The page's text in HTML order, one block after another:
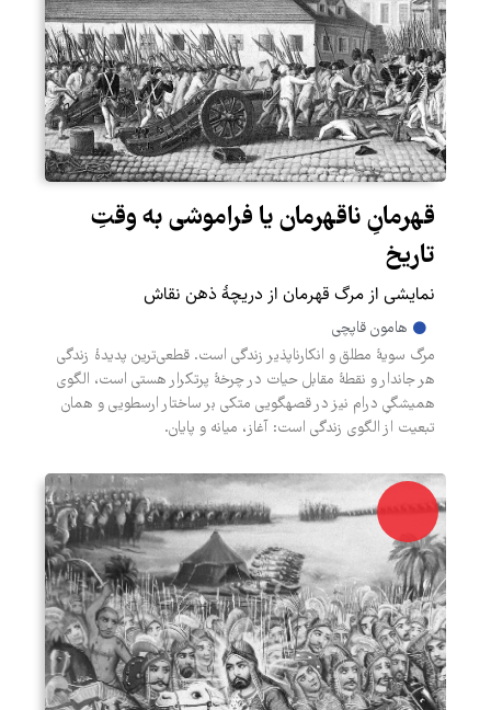
قهرمانِ ناقهرمان یا فراموشی به وقتِ
تاریخ
نمایشی از مرگ قهرمان از دریچهٔ ذهن نقاش
هامون قاپچی
مرگ سویۀ مطلق و انکارناپذیر زندگی است. قطعی‌ترین پدیدۀ زندگی
هر جاندار و نقطۀ مقابل حیات در چرخۀ پرتکرار هستی است، الگوی
همیشگیِ درام نیز در قصه‎گویی متکی بر ساختار ارسطویی و همان
تبعیت از الگوی زندگی است: آغاز،‎ میانه و پایان.